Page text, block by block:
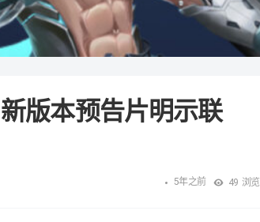
版本预告片明示联
5年之前 49 浏览